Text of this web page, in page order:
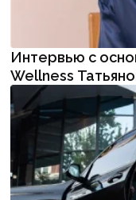
Интервью с
Wellness